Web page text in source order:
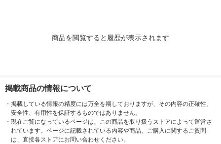
商品を閲覧すると履歴が表示されます
掲載商品の情報について
・ 掲載している情報の精度には万全を期しておりますが、その内容の正確性、
安全性、有用性を保証するものではありません。
・ 現在ご覧になっているページは、この商品を取り扱うストアによって運営さ
れています。ページに記載されている内容や商品、ご購入に関するご質問
は、直接各ストアにお問い合わせください。